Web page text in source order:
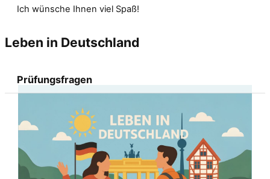
Ich wünsche Ihnen viel Spaß!
Leben in Deutschland
Prüfungsfragen